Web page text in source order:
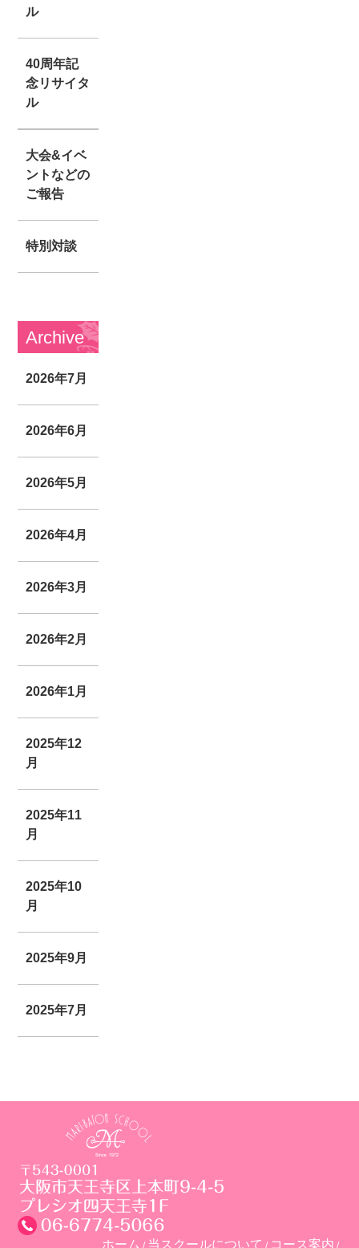
ル
40周年記
念リサイタ
ル
大会&イベ
ントなどの
ご報告
特別対談
Archive
2026年7月
2026年6月
2026年5月
2026年4月
2026年3月
2026年2月
2026年1月
2025年12
月
2025年11
月
2025年10
月
2025年9月
2025年7月
ホーム 当スクールについて コース案内